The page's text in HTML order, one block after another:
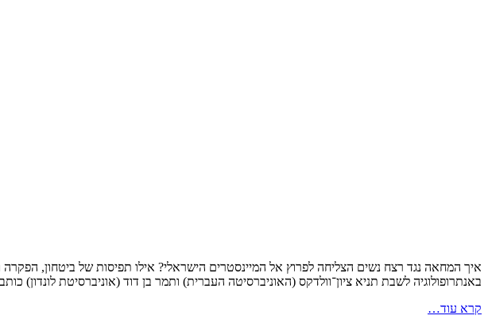
איך המחאה נגד רצח נשים הצליחה לפרוץ אל המיינסטרים הישראלי? אילו תפיסות של ביטחון,
באנתרופולוגיה לשבת תניא ציון־וולדקס (האוניברסיטה העברית) ותמר בן דוד (אוניברסיטת לונדון)
קרא עוד…